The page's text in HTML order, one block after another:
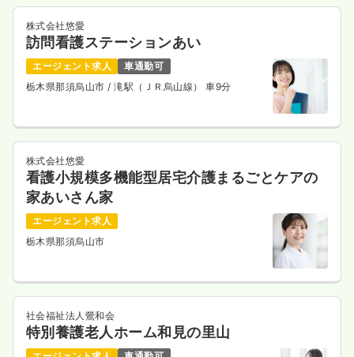
株式会社悠愛
訪問看護ステーションあい
エージェント求人
車通勤可
栃木県那須烏山市/ 滝駅（ＪＲ烏山線） 車9分
株式会社悠愛
看護小規模多機能型居宅介護まるごとケアの
家あいさん家
エージェント求人
栃木県那須烏山市
社会福祉法人鶯和会
特別養護老人ホーム和見の里山